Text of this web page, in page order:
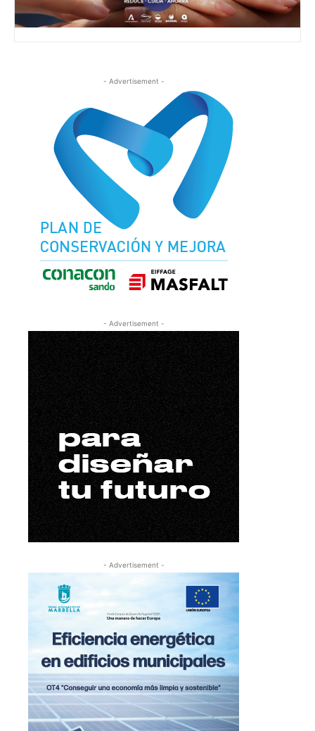
- Advertisement -
- Advertisement -
- Advertisement -